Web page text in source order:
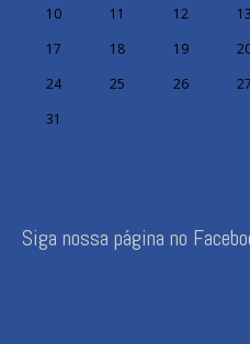
10
11 12 13
17
18 19
24
25 26 27
31
Siga nossa página no